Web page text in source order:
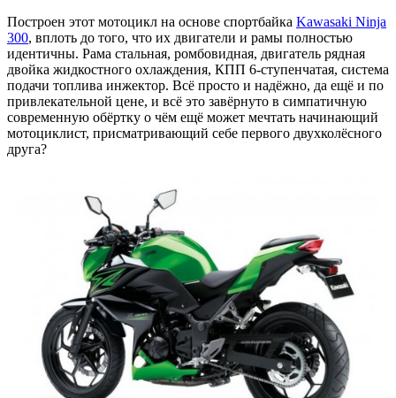
Построен этот мотоцикл на основе спортбайка Kawasaki Ninja
300, вплоть до того, что их двигатели и рамы полностью
идентичны. Рама стальная, ромбовидная, двигатель рядная
двойка жидкостного охлаждения, КПП 6-ступенчатая, система
подачи топлива инжектор. Всё просто и надёжно, да ещё и по
привлекательной цене, и всё это завёрнуто в симпатичную
современную обёртку о чём ещё может мечтать начинающий
мотоциклист, присматривающий себе первого двухколёсного
друга?